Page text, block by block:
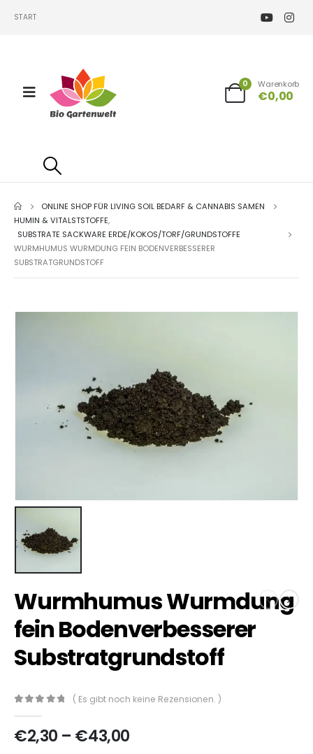
START
0 Warenkorb
€0,00
ONLINE SHOP FÜR LIVING SOIL BEDARF & CANNABIS SAMEN
HUMIN & VITALSTSTOFFE,
SUBSTRATE SACKWARE ERDE/KOKOS/TORF/GRUNDSTOFFE
WURMHUMUS WURMDUNG FEIN BODENVERBESSERER
SUBSTRATGRUNDSTOFF
Wurmhumus Wurmdung
fein Bodenverbesserer
Substratgrundstoff
( Es gibt noch keine Rezensionen. )
€2,30 – €43,00